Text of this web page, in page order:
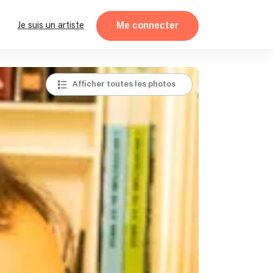
Je suis un artiste Me connecter
Afficher toutes les photos